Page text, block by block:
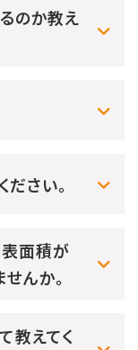
のか教え
さい。
面積が
んか。
教えてく